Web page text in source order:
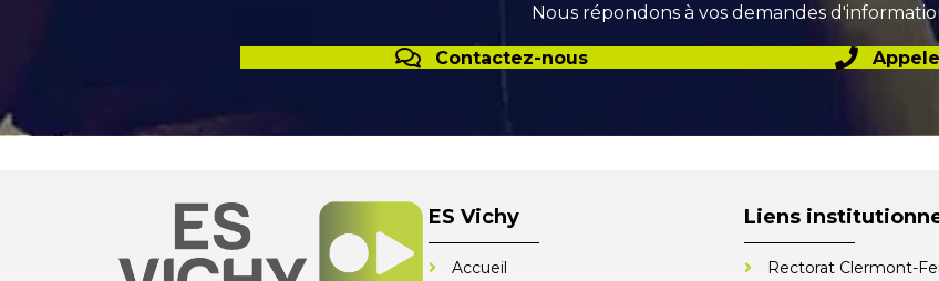
Nous répondons à vos demandes
Contactez-nous
ES Vichy
Accueil
Liens
Rectorat Clermont-